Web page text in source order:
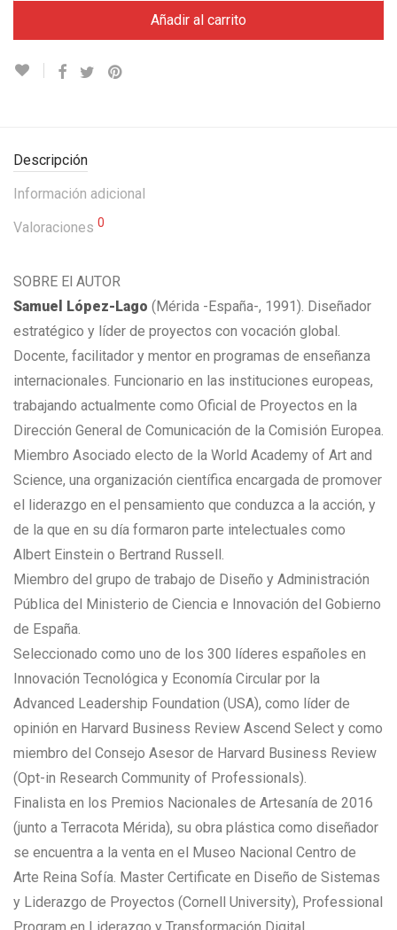
Añadir al carrito
Descripción
Información adicional
Valoraciones 0
SOBRE El AUTOR
Samuel López-Lago (Mérida -España-, 1991). Diseñador
estratégico y líder de proyectos con vocación global.
Docente, facilitador y mentor en programas de enseñanza
internacionales. Funcionario en las instituciones europeas,
trabajando actualmente como Oficial de Proyectos en la
Dirección General de Comunicación de la Comisión Europea.
Miembro Asociado electo de la World Academy of Art and
Science, una organización científica encargada de promover
el liderazgo en el pensamiento que conduzca a la acción, y
de la que en su día formaron parte intelectuales como
Albert Einstein o Bertrand Russell.
Miembro del grupo de trabajo de Diseño y Administración
Pública del Ministerio de Ciencia e Innovación del Gobierno
de España.
Seleccionado como uno de los 300 líderes españoles en
Innovación Tecnológica y Economía Circular por la
Advanced Leadership Foundation (USA), como líder de
opinión en Harvard Business Review Ascend Select y como
miembro del Consejo Asesor de Harvard Business Review
(Opt-in Research Community of Professionals).
Finalista en los Premios Nacionales de Artesanía de 2016
(junto a Terracota Mérida), su obra plástica como diseñador
se encuentra a la venta en el Museo Nacional Centro de
Arte Reina Sofía. Master Certificate en Diseño de Sistemas
y Liderazgo de Proyectos (Cornell University), Professional